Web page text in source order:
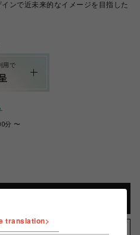
ンで近未来的なイメージを目指した
用で
分 〜
イテムに追加
translation>